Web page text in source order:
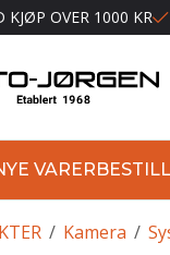
KJØP OVER 1000 KR
VARER
/ /
Kamera